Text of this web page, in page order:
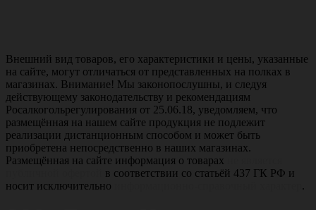
Внешний вид товаров, его характеристики и цены, указанные
на сайте, могут отличаться от представленных на полках в
магазинах. Внимание! Мы законопослушны, и следуя
действующему законодательству и рекомендациям
Росалкогольрегулирования от 25.06.18, уведомляем, что
размещённая на нашем сайте продукция не подлежит
реализации дистанционным способом и может быть
приобретена непосредственно в наших магазинах.
Размещённая на сайте информация о товарах
в соответствии со статьёй 437 ГК РФ и
носит исключительно
.